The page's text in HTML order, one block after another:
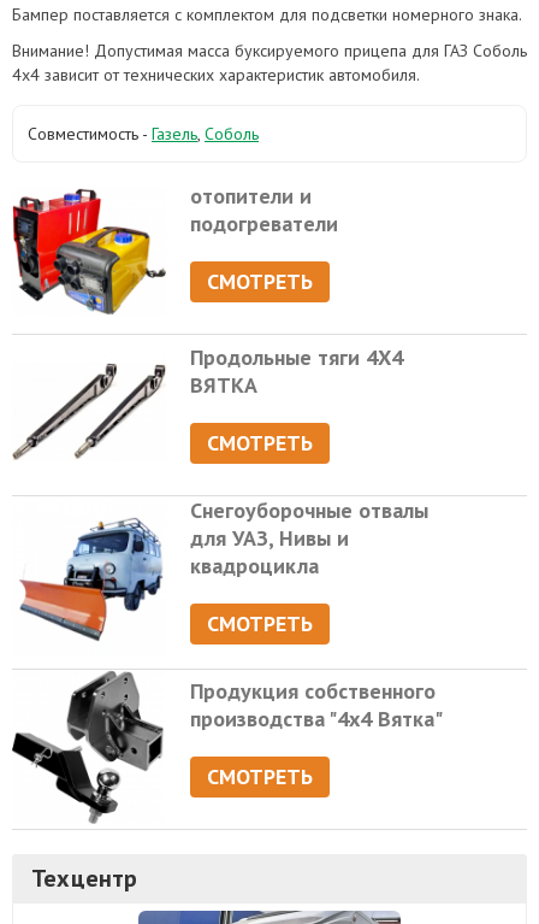
Бампер поставляется с комплектом для подсветки номерного знака.
Внимание! Допустимая масса буксируемого прицепа для ГАЗ Соболь
4х4 зависит от технических характеристик автомобиля.
Совместимость - Газель, Соболь
отопители и
подогреватели
СМОТРЕТЬ
Продольные тяги 4Х4
ВЯТКА
СМОТРЕТЬ
Снегоуборочные отвалы
для УАЗ, Нивы и
квадроцикла
СМОТРЕТЬ
Продукция собственного
производства "4х4 Вятка"
СМОТРЕТЬ
Техцентр